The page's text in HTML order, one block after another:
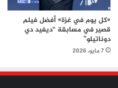
«كل يوم في غزة» أفضل فيلم
قصير في مسابقة “ديفيد دي
دوناتيلو”
7 مايو، 2026